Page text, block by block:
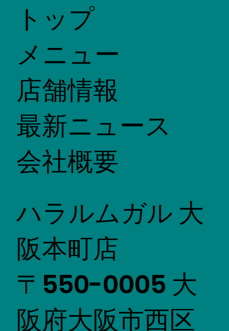
トップ
メニュー
店舗情報
最新ニュース
会社概要
ハラルムガル 大
阪本町店
〒550-0005 大
阪府大阪市西区